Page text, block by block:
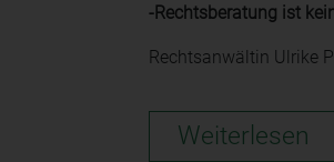
-Rechtsberatung ist
Rechtsanwältin Ulrike
Weiterlesen